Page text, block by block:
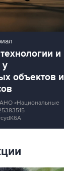
и
у
объектов и
«Национальные